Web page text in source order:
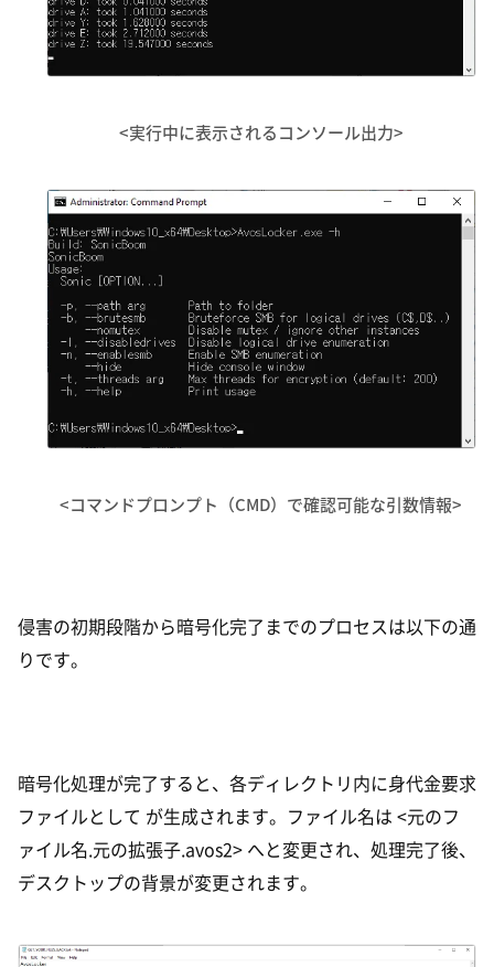
<実行中に表示されるコンソール出力>
<コマンドプロンプト（CMD）で確認可能な引数情報>
侵害の初期段階から暗号化完了までのプロセスは以下の通
りです。
暗号化処理が完了すると、各ディレクトリ内に身代金要求
ファイルとして が生成されます。ファイル名は <元のフ
ァイル名.元の拡張子.avos2> へと変更され、処理完了後、
デスクトップの背景が変更されます。